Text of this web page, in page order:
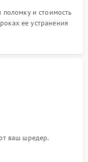
и стоимость
ее устранения
ваш шредер.